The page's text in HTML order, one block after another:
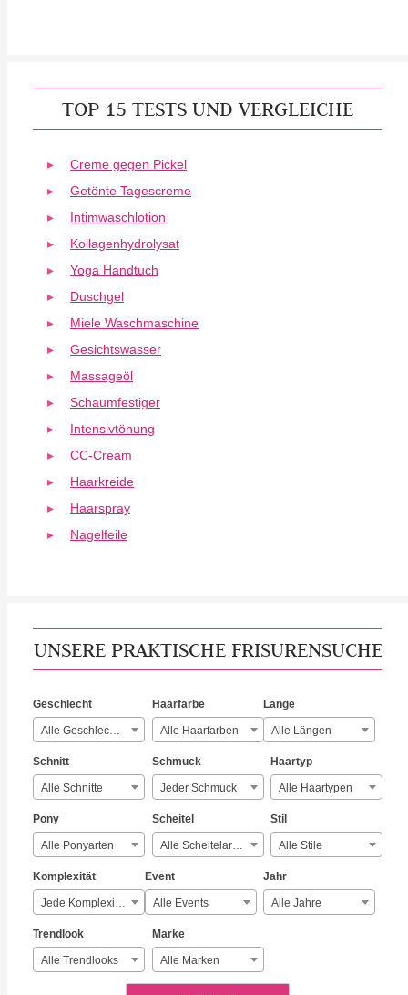
TOP 15 TESTS UND VERGLEICHE
Creme gegen Pickel
Getönte Tagescreme
Intimwaschlotion
Kollagenhydrolysat
Yoga Handtuch
Duschgel
Miele Waschmaschine
Gesichtswasser
Massageöl
Schaumfestiger
Intensivtönung
CC-Cream
Haarkreide
Haarspray
Nagelfeile
UNSERE PRAKTISCHE FRISURENSUCHE
Geschlecht
Alle Geschlechter
Haarfarbe
Alle Haarfarben
Länge
Alle Längen
Schnitt
Alle Schnitte
Schmuck
Jeder Schmuck
Haartyp
Alle Haartypen
Pony
Alle Ponyarten
Scheitel
Alle Scheitelarten
Stil
Alle Stile
Komplexität
Jede Komplexität
Event
Alle Events
Jahr
Alle Jahre
Trendlook
Alle Trendlooks
Marke
Alle Marken